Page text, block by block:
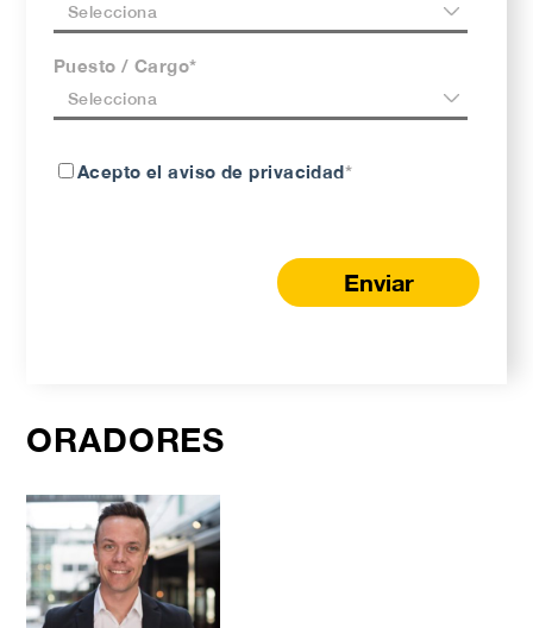
Puesto / Cargo*
Acepto el aviso de privacidad*
ORADORES